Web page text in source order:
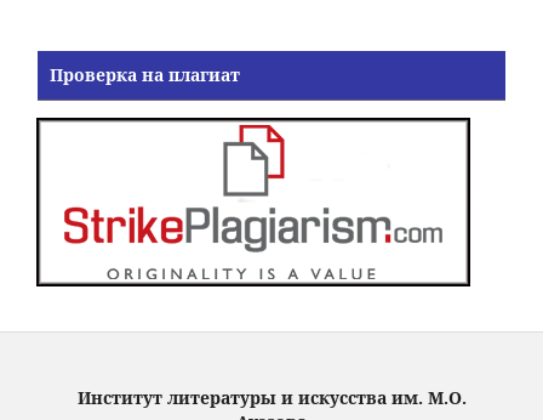
Проверка на плагиат
Институт литературы и искусства им. М.О.